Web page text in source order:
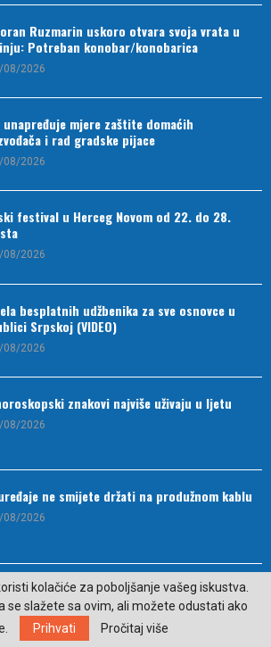
Ruzmarin uskoro otvara svoja vrata u
Potreban konobar/konobarica
08/2026
unapređuje mjere zaštite domaćih
i rad gradske pijace
08/2026
festival u Herceg Novom od 22. do 28.
08/2026
besplatnih udžbenika za sve osnovce u
Srpskoj (VIDEO)
08/2026
znakovi najviše uživaju u ljetu
08/2026
ne smijete držati na produžnom kablu
08/2026
predstavila „Super Sovu“ – novog AI
08/2026
kolačiće za poboljšanje vašeg iskustva.
se slažete sa ovim, ali možete odustati ako
Prihvati Pročitaj više